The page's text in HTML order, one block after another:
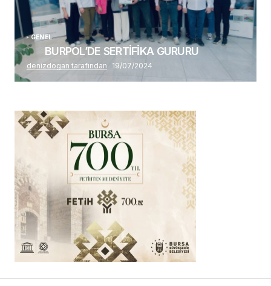
GENEL
BURPOL’DE SERTİFİKA GURURU
denizdogan tarafından 19/07/2024